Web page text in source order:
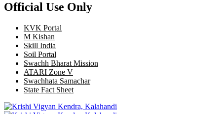
Official Use Only
KVK Portal
M Kishan
Skill India
Soil Portal
Swachh Bharat Mission
ATARI Zone V
Swachhata Samachar
State Fact Sheet